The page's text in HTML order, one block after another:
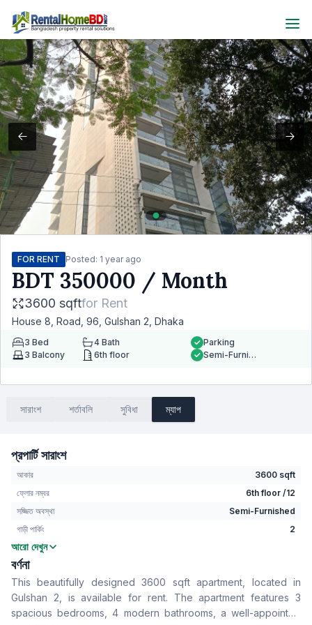
FOR RENT Posted: 1 year ago
BDT 350000 / Month
3600 sqftfor Rent
House 8, Road, 96, Gulshan 2, Dhaka
3 Bed 4 Bath
3 Balcony 6th floor
Parking
Semi-Furnished
সারাংশ শর্তাবলি সুবিধা ম্যাপ
প্রপার্টি সারাংশ
আকার
3600 sqft
ফ্লোর নম্বর
6th floor /12
সজ্জিত অবস্থা
Semi-Furnished
গাড়ী পার্কিং
2
বেডরুম
বাথরুম
বসার রুম
Yes
Drawing Room
Yes
খাবার রুম
Yes
আরো দেখুন
বর্ণনা
This beautifully designed 3600 sqft apartment, located in
Gulshan 2, is available for rent. The apartment features 3
spacious bedrooms, 4 modern bathrooms, a well-appointed